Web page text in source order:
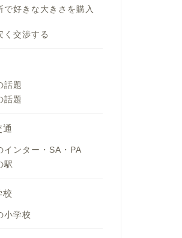
で好きな大きさを購入
く交渉する
話題
話題
インター・SA・PA
駅
校
小学校